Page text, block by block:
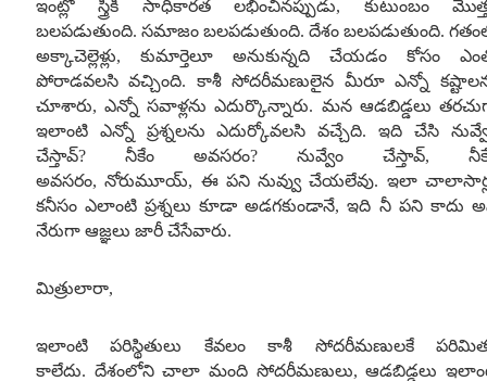
ఇంట్లో స్త్రీకి సాధికారత లభించినప్పుడు, కుటుంబం
బలపడుతుంది. సమాజం బలపడుతుంది. దేశం బలపడుతుంది.
అక్కాచెల్లెళ్లు, కుమార్తెలూఅనుకున్నది చేయడం కోసం
పోరాడవలసి వచ్చింది. కాశీ సోదరీమణులైన మీరూ ఎన్నో
చూశారు,ఎన్నో సవాళ్లను ఎదుర్కొన్నారు. మన ఆడబిడ్డలు
ఇలాంటి ఎన్నో ప్రశ్నలను ఎదుర్కోవలసి వచ్చేది.ఇది చేసి
చేస్తావ్? నీకేం అవసరం? నువ్వేం చేస్తావ్,
అవసరం,నోరుమూయ్, ఈ పని నువ్వు చేయలేవు. ఇలా
కనీసం ఎలాంటి ప్రశ్నలు కూడా అడగకుండానే,ఇది నీ పని కాదు
నేరుగా ఆజ్ఞలు జారీ చేసేవారు.
మిత్రులారా,
ఇలాంటి పరిస్థితులు కేవలం కాశీ సోదరీమణులకే
కాలేదు. దేశంలోని చాలా మంది సోదరీమణులు,ఆడబిడ్డలు